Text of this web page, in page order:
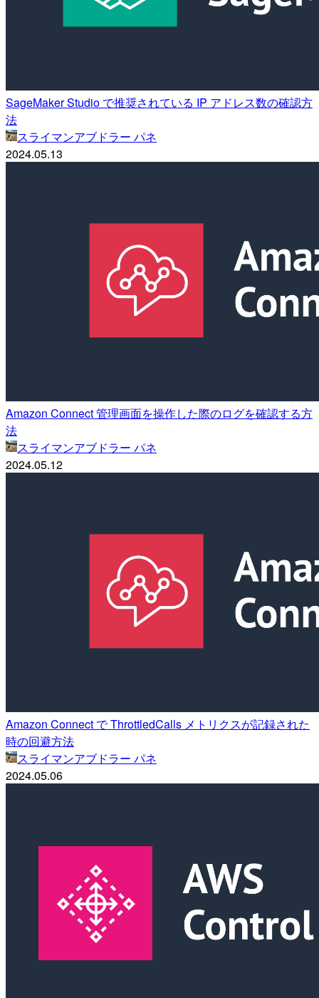
SageMaker Studio で推奨されている IP アドレス数の確認方
法
スライマンアブドラー パネ
2024.05.13
Amazon Connect 管理画面を操作した際のログを確認する方
法
スライマンアブドラー パネ
2024.05.12
Amazon Connect で ThrottledCalls メトリクスが記録された
時の回避方法
スライマンアブドラー パネ
2024.05.06